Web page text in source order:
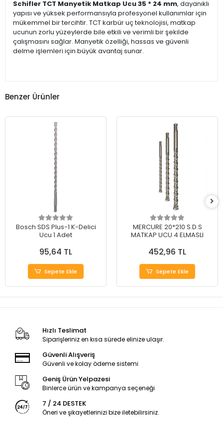
Schifler TCT Manyetik Matkap Ucu 35 * 24 mm, dayanıklı
yapısı ve yüksek performansıyla profesyonel kullanımlar için
mükemmel bir tercihtir. TCT karbür uç teknolojisi, matkap
ucunun zorlu yüzeylerde bile etkili ve verimli bir şekilde
çalışmasını sağlar. Manyetik özelliği, hassas ve güvenli
delme işlemleri için büyük avantaj sunar.
Benzer Ürünler
Bosch SDS Plus-1 K-Delici
Ucu 1 Adet
95,64 TL
Sepete Ekle
MERCURE 20*210 S.D.S
MATKAP UCU 4 ELMASLI
452,96 TL
Sepete Ekle
Hızlı Teslimat
Siparişleriniz en kısa sürede elinize ulaşır.
Güvenli Alışveriş
Güvenli ve kolay ödeme sistemi
Geniş Ürün Yelpazesi
Binlerce ürün ve kampanya seçeneği
7 / 24 DESTEK
Öneri ve şikayetlerinizi bize iletebilirsiniz.